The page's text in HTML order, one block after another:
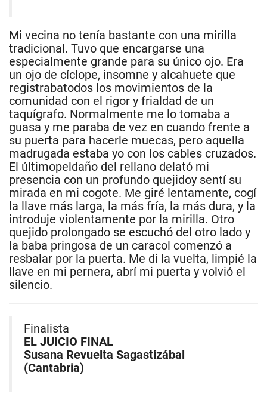
Mi vecina no tenía bastante con una mirilla
tradicional. Tuvo que encargarse una
especialmente grande para su único ojo. Era
un ojo de cíclope, insomne y alcahuete que
registrabatodos los movimientos de la
comunidad con el rigor y frialdad de un
taquígrafo. Normalmente me lo tomaba a
guasa y me paraba de vez en cuando frente a
su puerta para hacerle muecas, pero aquella
madrugada estaba yo con los cables cruzados.
El últimopeldaño del rellano delató mi
presencia con un profundo quejidoy sentí su
mirada en mi cogote. Me giré lentamente, cogí
la llave más larga, la más fría, la más dura, y la
introduje violentamente por la mirilla. Otro
quejido prolongado se escuchó del otro lado y
la baba pringosa de un caracol comenzó a
resbalar por la puerta. Me di la vuelta, limpié la
llave en mi pernera, abrí mi puerta y volvió el
silencio.
Finalista
EL JUICIO FINAL
Susana Revuelta Sagastizábal
(Cantabria)